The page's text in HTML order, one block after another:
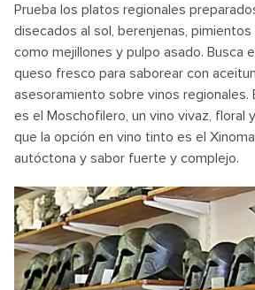
Prueba los platos regionales
disecados al sol, berenjenas,
como mejillones y pulpo asado. Busca
queso fresco para saborear con
asesoramiento sobre vinos regionales.
es el Moschofilero, un vino vivaz, floral
que la opción en vino tinto es el
autóctona y sabor fuerte y complejo.